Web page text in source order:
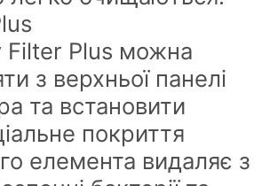
Filter Plus можна
з верхньої панелі
та встановити
покриття
елемента видаляє з